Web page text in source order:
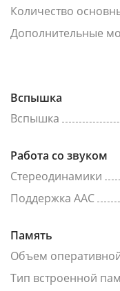
Количество
Дополнительные
Вспышка
Вспышка
Работа со звуком
Стереодинамики
Поддержка AAC
Память
Объем
Тип встроенной